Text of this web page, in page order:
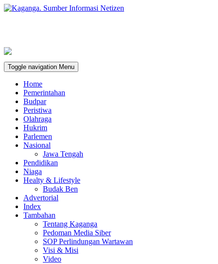
Toggle navigation Menu
Home
Pemerintahan
Budpar
Peristiwa
Olahraga
Hukrim
Parlemen
Nasional
Jawa Tengah
Pendidikan
Niaga
Healty & Lifestyle
Budak Ben
Advertorial
Index
Tambahan
Tentang Kaganga
Pedoman Media Siber
SOP Perlindungan Wartawan
Visi & Misi
Video